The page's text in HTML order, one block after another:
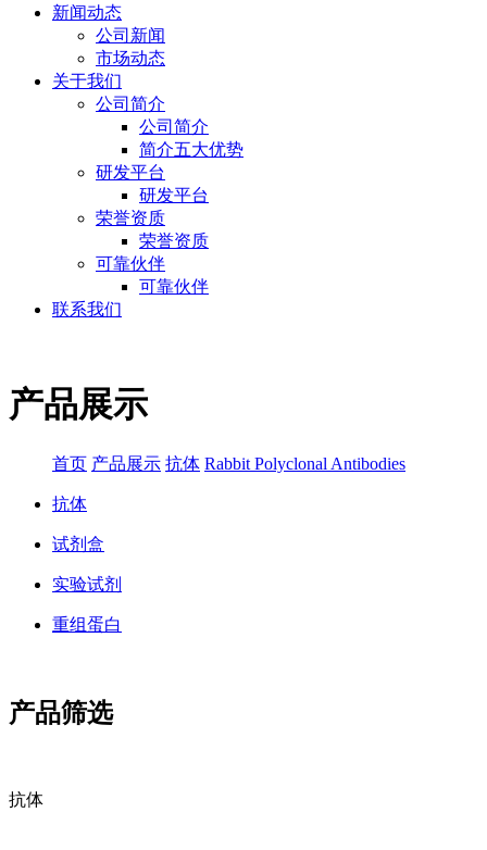
新闻动态
公司新闻
市场动态
关于我们
公司简介
公司简介
简介五大优势
研发平台
研发平台
荣誉资质
荣誉资质
可靠伙伴
可靠伙伴
联系我们
产品展示
首页 产品展示 抗体 Rabbit Polyclonal Antibodies
抗体
试剂盒
实验试剂
重组蛋白
产品筛选
抗体